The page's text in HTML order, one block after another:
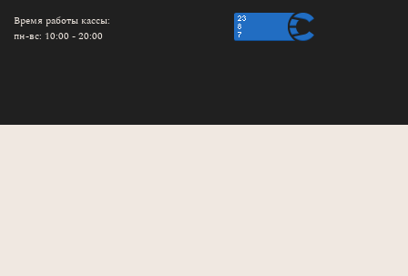
Время работы кассы:
пн-вс: 10:00 - 20:00